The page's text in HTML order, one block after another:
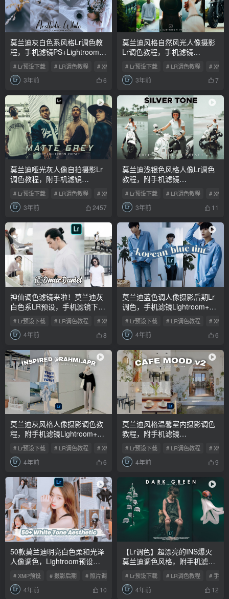
莫兰迪灰白色系风格Lr调色教
程，手机滤镜PS+Lightroom预
设下载！
# Lr预设下载 # LR调色教程 # XMP预设
3年前 6
莫兰迪风格自然风光人像摄影
Lr调色教程，手机滤镜
PS+Lightroom预设下载！
# Lr预设下载 # LR调色教程 # XMP
3年前 7
莫兰迪哑光灰人像自拍摄影Lr
调色教程，附手机滤镜
PS+Lightroom预设下载！
# Lr预设下载 # LR调色教程 # XMP预设
3年前 2457
莫兰迪浅银色风格人像Lr调色
教程，附手机滤镜
Lightroom+PS预设下载！
# Lr预设下载 # LR调色教程 # XMP
3年前 11
神仙调色滤镜来啦！莫兰迪灰
白色系LR预设，手机滤镜下
载！
# Lr预设下载 # LR调色教程 # XMP预设
4年前 8
莫兰迪蓝色调人像摄影后期Lr
调色，手机滤镜Lightroom+PS
预设下载！
# Lr预设下载 # LR调色教程 # XMP
4年前 6
莫兰迪灰风格人像摄影调色教
程，附手机滤镜Lightroom+PS
预设下载！
# Lr预设下载 # LR调色教程 # XMP预设
4年前 6
莫兰迪风格温馨室内摄影调色
教程，附手机滤镜
Lightroom+PS预设下载！
# Lr预设下载 # LR调色教程 # XMP
4年前 9
50款莫兰迪明亮白色柔和光泽
人像调色，Lightroom预设合
集/手机滤镜下载！
# XMP预设 # 摄影后期 # 照片调色
4年前 10
【Lr调色】超漂亮的INS爆火
莫兰迪调色风格，附手机滤镜
Lightroom+PS预设下载！
# Lr预设下载 # LR调色教程 # 手机
4年前 12